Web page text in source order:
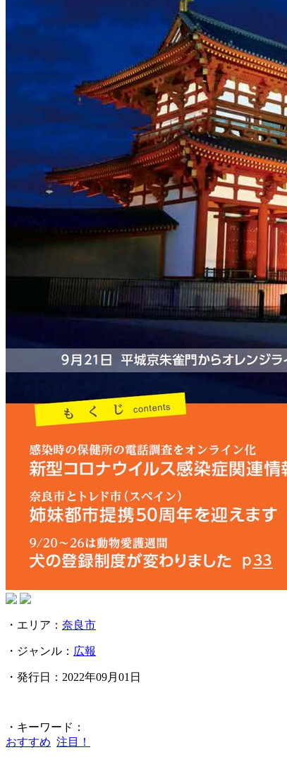
・エリア： 奈良市
・ジャンル： 広報
・発行日：2022年09月01日
・キーワード：
おすすめ 注目！